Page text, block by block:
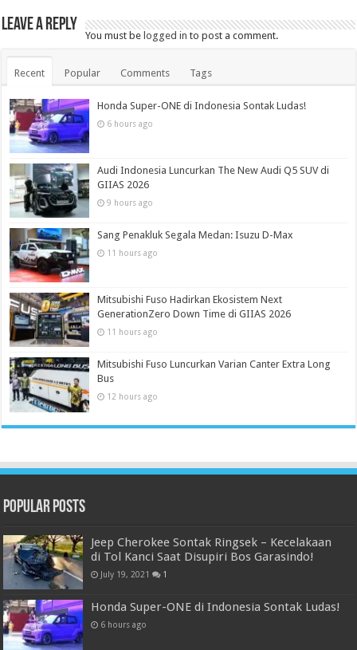
Leave a Reply
You must be logged in to post a comment.
Recent Popular Comments Tags
Honda Super-ONE di Indonesia Sontak Ludas!
6 hours ago
Audi Indonesia Luncurkan The New Audi Q5 SUV di
GIIAS 2026
9 hours ago
Sang Penakluk Segala Medan: Isuzu D-Max
11 hours ago
Mitsubishi Fuso Hadirkan Ekosistem Next
GenerationZero Down Time di GIIAS 2026
11 hours ago
Mitsubishi Fuso Luncurkan Varian Canter Extra Long
Bus
12 hours ago
Popular Posts
Jeep Cherokee Sontak Ringsek – Kecelakaan
di Tol Kanci Saat Disupiri Bos Garasindo!
July 19, 2021 1
Honda Super-ONE di Indonesia Sontak Ludas!
6 hours ago